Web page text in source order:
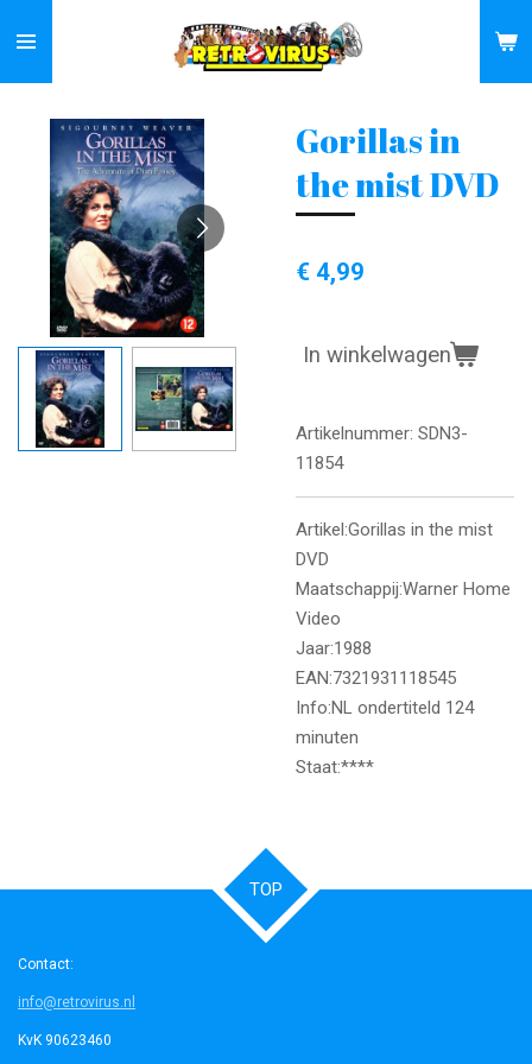
direct
naar
hoofdinhoud
Gorillas in
the mist DVD
€ 4,99
In winkelwagen
Artikelnummer: SDN3-
11854
Artikel:Gorillas in the mist
DVD
Maatschappij:Warner Home
Video
Jaar:1988
EAN:7321931118545
Info:NL ondertiteld 124
minuten
Staat:****
TOP
Contact:
info@retrovirus.nl
KvK 90623460